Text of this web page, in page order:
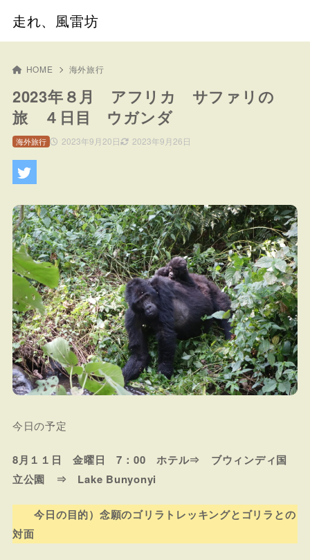
走れ、風雷坊
HOME 海外旅行
2023年８月 アフリカ サファリの
旅 ４日目 ウガンダ
2023年9月20日 2023年9月26日
海外旅行
今日の予定
8月１１日 金曜日 7：00 ホテル⇒ ブウィンディ国
立公園 ⇒ Lake Bunyonyi
今日の目的）念願のゴリラトレッキングとゴリラとの
対面